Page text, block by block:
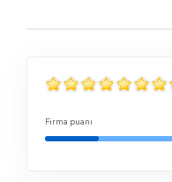
Firma puanı